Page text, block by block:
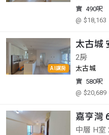
實 490呎
@ $18,163
AI講房
太古城
2房
太古城
實 580呎
@ $20,689
嘉亨灣
中層 H室